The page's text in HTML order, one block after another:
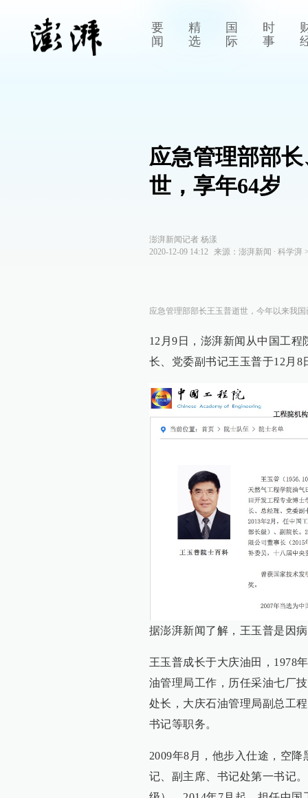
要
闻
精
选
国
际
时
事
应急管理部部
世，享年64岁
澎湃新闻记者 杨漾
2020-12-09 14:12
来源： 澎湃新闻 ∙ 科学湃
应急管理部部长王玉普逝世，今年以来我国
12月9日，澎湃新闻从中国工
长、党委副书记王玉普于12月8
据澎湃新闻了解，王玉普是因
王玉普成长于大庆油田，1978
油管理局工作，历任采油七厂
处长，大庆石油管理局副总工
书记等职务。
2009年8月，他步入仕途，空
记、副主席、书记处第一书记